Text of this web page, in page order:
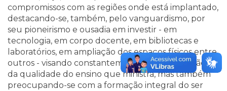
compromissos com as regiões onde está implantado,
destacando-se, também, pelo vanguardismo, por
seu pioneirismo e ousadia em investir - em
tecnologia, em corpo docente, em bibliotecas e
laboratórios, em ampliação dos espaços físicos entre
outros - visando constantemente a melhoria, não só
da qualidade do ensino que ministra, mas também
preocupando-se com a formação integral do ser